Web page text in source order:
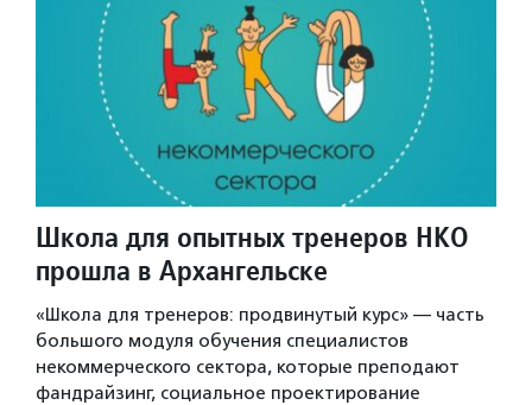
Школа для опытных тренеров НКО
прошла в Архангельске
«Школа для тренеров: продвинутый курс» — часть
большого модуля обучения специалистов
некоммерческого сектора, которые преподают
фандрайзинг, социальное проектирование